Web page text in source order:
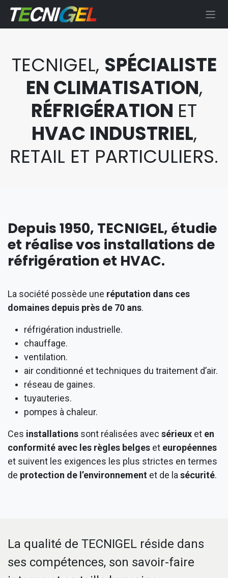
Se rendre au contenu
TECNIGEL, SPÉCIALISTE
EN CLIMATISATION,
RÉFRIGÉRATION ET
HVAC INDUSTRIEL,
RETAIL ET PARTICULIERS.
Depuis 1950, TECNIGEL, étudie
et réalise vos installations de
réfrigération et HVAC.
La société possède une réputation dans ces
domaines depuis près de 70 ans.
réfrigération industrielle.
chauffage.
ventilation.
air conditionné et techniques du traitement d’air.
réseau de gaines.
tuyauteries.
pompes à chaleur.
Ces installations sont réalisées avec sérieux et en
conformité avec les règles belges et européennes
et suivent les exigences les plus strictes en termes
de protection de l’environnement et de la sécurité.
La qualité de TECNIGEL réside dans
ses compétences, son savoir-faire